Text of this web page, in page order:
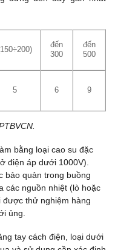
đến
300
đến
500
5 6 9
bằng loại cao su đặc
điện áp dưới 1000V).
bảo quản trong buồng
các nguồn nhiệt (lò hoặc
thử nghiệm hàng
ủng.
tay cách điện, loại dưới